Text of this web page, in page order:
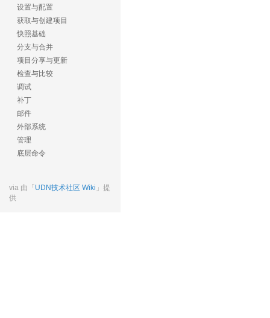
设置与配置
获取与创建项目
快照基础
分支与合并
项目分享与更新
检查与比较
调试
补丁
邮件
外部系统
管理
底层命令
via 由「 UDN技术社区 Wiki 」提
供